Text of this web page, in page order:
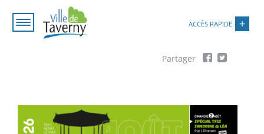
contenu
ACCÈS RAPIDE
Paramétrer les cookies